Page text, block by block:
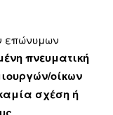
επώνυμων
πνευματική
οίκων
σχέση ή